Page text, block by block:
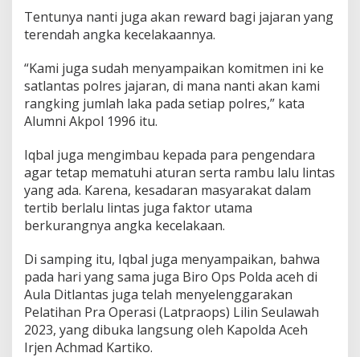
Tentunya nanti juga akan reward bagi jajaran yang
terendah angka kecelakaannya.
“Kami juga sudah menyampaikan komitmen ini ke
satlantas polres jajaran, di mana nanti akan kami
rangking jumlah laka pada setiap polres,” kata
Alumni Akpol 1996 itu.
Iqbal juga mengimbau kepada para pengendara
agar tetap mematuhi aturan serta rambu lalu lintas
yang ada. Karena, kesadaran masyarakat dalam
tertib berlalu lintas juga faktor utama
berkurangnya angka kecelakaan.
Di samping itu, Iqbal juga menyampaikan, bahwa
pada hari yang sama juga Biro Ops Polda aceh di
Aula Ditlantas juga telah menyelenggarakan
Pelatihan Pra Operasi (Latpraops) Lilin Seulawah
2023, yang dibuka langsung oleh Kapolda Aceh
Irjen Achmad Kartiko.